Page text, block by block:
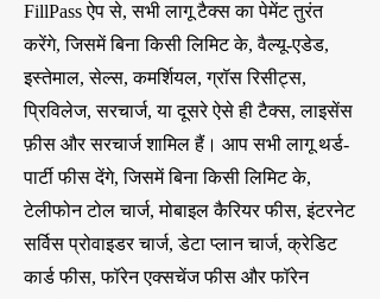
FillPass ऐप से, सभी लागू टैक्स का पेमेंट तुरंत
करेंगे, जिसमें बिना किसी लिमिट के, वैल्यू-एडेड,
इस्तेमाल, सेल्स, कमर्शियल, ग्रॉस रिसीट्स,
प्रिविलेज, सरचार्ज, या दूसरे ऐसे ही टैक्स, लाइसेंस
फ़ीस और सरचार्ज शामिल हैं। आप सभी लागू थर्ड-
पार्टी फीस देंगे, जिसमें बिना किसी लिमिट के,
टेलीफोन टोल चार्ज, मोबाइल कैरियर फीस, इंटरनेट
सर्विस प्रोवाइडर चार्ज, डेटा प्लान चार्ज, क्रेडिट
कार्ड फीस, फॉरेन एक्सचेंज फीस और फॉरेन